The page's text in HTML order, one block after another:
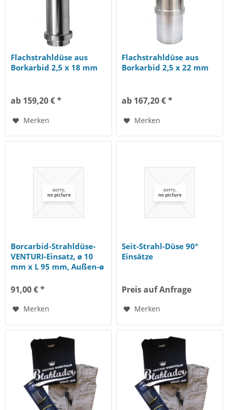
Flachstrahldüse aus
Borkarbid 2,5 x 18 mm
ab 159,20 € *
Merken
Flachstrahldüse aus
Borkarbid 2,5 x 22 mm
ab 167,20 € *
Merken
Borcarbid-Strahldüse-
VENTURI-Einsatz, ø 10
mm x L 95 mm, Außen-ø
91,00 € *
Merken
Seit-Strahl-Düse 90°
Einsätze
Preis auf Anfrage
Merken